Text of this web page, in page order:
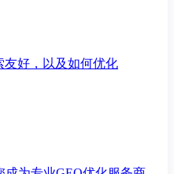
好，以及如何优化